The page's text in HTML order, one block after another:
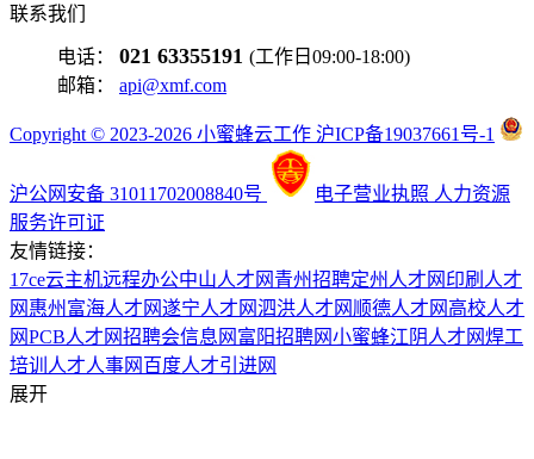
联系我们
电话： 021 63355191 (工作日09:00-18:00)
邮箱： api@xmf.com
Copyright © 2023-2026 小蜜蜂云工作 沪ICP备19037661号-1
沪公网安备 31011702008840号 电子营业执照 人力资源
服务许可证
友情链接：
17ce云主机远程办公中山人才网 青州招聘定州人才网 印刷人才
网 惠州富海人才网遂宁人才网泗洪人才网 顺德人才网 高校人才
网PCB人才网招聘会信息网 富阳招聘网小蜜蜂江阴人才网焊工
培训 人才人事网 百度人才引进网
展开